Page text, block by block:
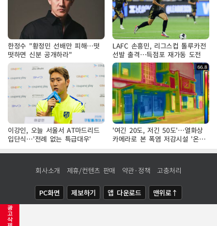
광
고
삭
한정수 "황정민 선배만 피해…떳
떳하면 신분 공개하라"
LAFC 손흥민, 리그스컵 톨루카전
선발 출격…득점포 재가동 도전
이강인, 오늘 서울서 AT마드리드
입단식…'전례 없는 특급대우'
'여긴 20도, 저긴 50도'…열화상
카메라로 본 폭염 저감시설 '온도
차'
회사소개 제휴/컨텐츠 판매 약관·정책 고충처리
PC화면 제보하기 앱 다운로드 맨위로↑